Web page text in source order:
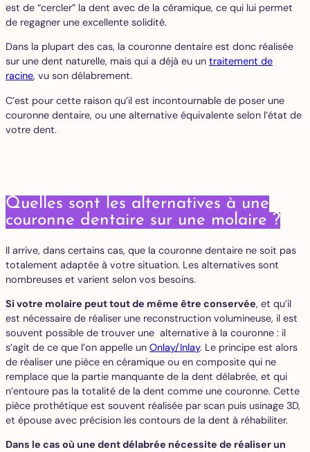
est de “cercler” la dent avec de la céramique, ce qui lui permet
de regagner une excellente solidité.
Dans la plupart des cas, la couronne dentaire est donc réalisée
sur une dent naturelle, mais qui a déjà eu un traitement de
racine, vu son délabrement.
C’est pour cette raison qu’il est incontournable de poser une
couronne dentaire, ou une alternative équivalente selon l’état de
votre dent.
Quelles sont les alternatives à une
couronne dentaire sur une molaire ?
Il arrive, dans certains cas, que la couronne dentaire ne soit pas
totalement adaptée à votre situation. Les alternatives sont
nombreuses et varient selon vos besoins.
Si votre molaire peut tout de même être conservée, et qu’il
est nécessaire de réaliser une reconstruction volumineuse, il est
souvent possible de trouver une alternative à la couronne : il
s’agit de ce que l’on appelle un Onlay/Inlay. Le principe est alors
de réaliser une pièce en céramique ou en composite qui ne
remplace que la partie manquante de la dent délabrée, et qui
n’entoure pas la totalité de la dent comme une couronne. Cette
pièce prothétique est souvent réalisée par scan puis usinage 3D,
et épouse avec précision les contours de la dent à réhabiliter.
Dans le cas où une dent délabrée nécessite de réaliser un